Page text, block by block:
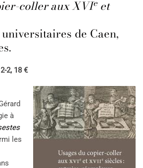
coller aux XVIe et
universitaires de Caen,
2, 18 €
à
les